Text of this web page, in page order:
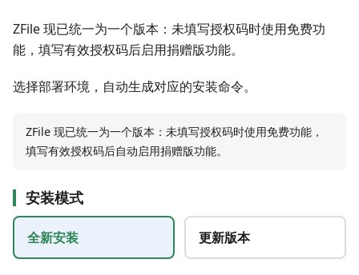
ZFile 现已统一为一个版本：未填写授权码时使用免费功
能，填写有效授权码后启用捐赠版功能。
选择部署环境，自动生成对应的安装命令。
ZFile 现已统一为一个版本：未填写授权码时使用免费功能，
填写有效授权码后自动启用捐赠版功能。
安装模式
全新安装 更新版本